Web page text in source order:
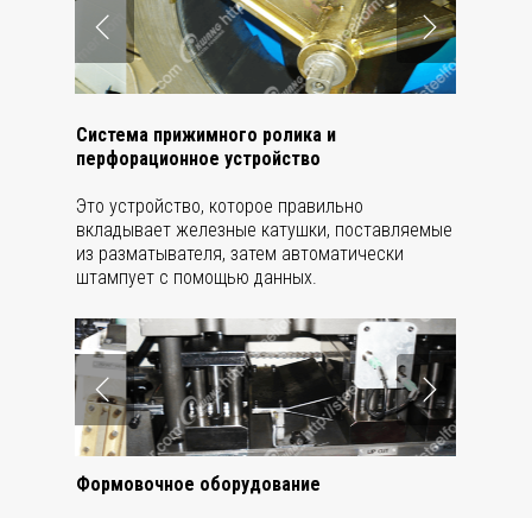
Система прижимного ролика и
перфорационное устройство
Это устройство, которое правильно
вкладывает железные катушки, поставляемые
из разматывателя, затем автоматически
штампует с помощью данных.
Формовочное оборудование